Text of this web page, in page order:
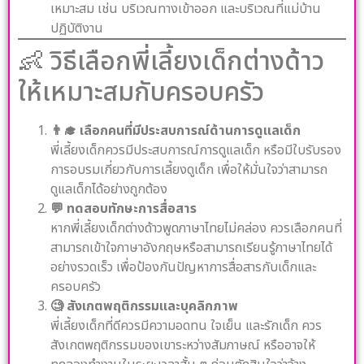
เหมาะสม เช่น บริเวณทางเข้าออก และบริเวณที่แม่บ้าน
ปฏิบัติงาน
👶 วิธีเลือกพี่เลี้ยงเด็กต่างด้าว
ให้เหมาะสมกับครอบครัว
👨‍🎓 เลือกคนที่มีประสบการณ์ด้านการดูแลเด็ก
พี่เลี้ยงเด็กควรมีประสบการณ์การดูแลเด็ก หรือมีใบรับรอง
การอบรมเกี่ยวกับการเลี้ยงดูเด็ก เพื่อให้มั่นใจว่าสามารถ
ดูแลเด็กได้อย่างถูกต้อง
💬 ทดสอบทักษะการสื่อสาร
หากพี่เลี้ยงเด็กต่างด้าวพูดภาษาไทยไม่คล่อง ควรเลือกคนที่
สามารถเข้าใจภาษาอังกฤษหรือสามารถเรียนรู้ภาษาไทยได้
อย่างรวดเร็ว เพื่อป้องกันปัญหาการสื่อสารกับเด็กและ
ครอบครัว
🧐 สังเกตพฤติกรรมและบุคลิกภาพ
พี่เลี้ยงเด็กที่ดีควรมีความอดทน ใจเย็น และรักเด็ก ควร
สังเกตพฤติกรรมของเขาระหว่างสัมภาษณ์ หรืออาจให้